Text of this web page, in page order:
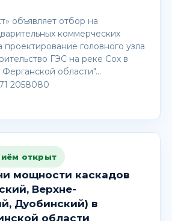
объявляет отбор на
коммерческих
головного узла
ГЭС на реке Сох в
области"…
2058080
открыт
мощности каскадов
Верхне-
Дуобинский) в
области